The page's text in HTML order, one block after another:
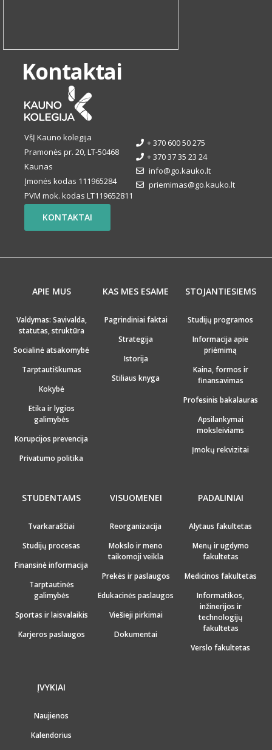
Kontaktai
VšĮ Kauno kolegija
Pramonės pr. 20, LT-50468
Kaunas
Įmonės kodas 111965284
PVM mok. kodas LT119652811
+ 370 600 50 275
+ 370 37 35 23 24
info@go.kauko.lt
priemimas@go.kauko.lt
KONTAKTAI
APIE MUS
Valdymas: Savivalda,
statutas, struktūra
Socialinė atsakomybė
Tarptautiškumas
Kokybė
Etika ir lygios
galimybės
Korupcijos prevencija
Privatumo politika
KAS MES ESAME
Pagrindiniai faktai
Strategija
Istorija
Stiliaus knyga
STOJANTIESIEMS
Studijų programos
Informacija apie
priėmimą
Kaina, formos ir
finansavimas
Profesinis bakalauras
Apsilankymai
moksleiviams
Įmokų rekvizitai
STUDENTAMS
Tvarkaraščiai
Studijų procesas
Finansinė informacija
Tarptautinės
galimybės
Sportas ir laisvalaikis
Karjeros paslaugos
VISUOMENEI
Reorganizacija
Mokslo ir meno
taikomoji veikla
Prekės ir paslaugos
Edukacinės paslaugos
Viešieji pirkimai
Dokumentai
PADALINIAI
Alytaus fakultetas
Menų ir ugdymo
fakultetas
Medicinos fakultetas
Informatikos,
inžinerijos ir
technologijų
fakultetas
Verslo fakultetas
ĮVYKIAI
Naujienos
Kalendorius